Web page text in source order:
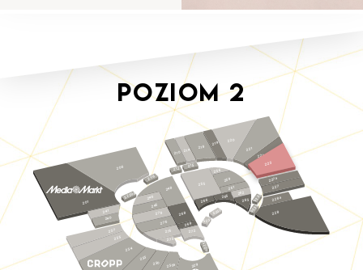
Poziom2
220
221
222
223
219
218
214
210
256
259
261
255
206
201
241
240
227a
227
212
228a
215
262
263
S232
S233
228
265
266
S231
S230
S229a
208
248
268
269
246
245
278
276
272
275
273
237
235
234
233
230 230a
S229
229